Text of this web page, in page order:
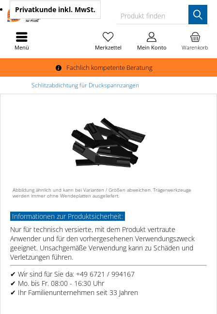
Fachlich kompetente Beratung
Produkt finden
Warenkorb
Merkzettel Mein Konto
Privatkunde inkl. MwSt.
Menü
Schlitzabdichtung für Druckspannzangen
Abbildung ähnlich und kann bei Varianten / Größen abweichen. Trägerwerkzeuge
werden immer ohne Wendeplatten ausgeliefert.
Informationen zur Produktsicherheit:
Nur für technisch versierte, mit dem Produkt vertraute
Anwender und für den vorhergesehenen Verwendungszweck
geeignet. Unsachgemäße Verwendung kann zu Schäden und
Verletzungen führen.
✔ Wir sind für Sie da: +49 6721 / 994167
✔ Mo. bis Fr. 08:00 - 16:30 Uhr
✔ Ihr Familienunternehmen seit 33 Jahren